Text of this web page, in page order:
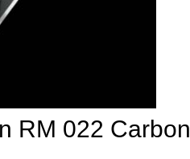
RM 022 Carbon